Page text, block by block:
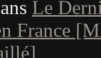
Le
France